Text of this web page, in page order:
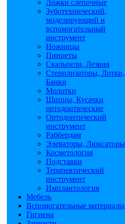
Ложки слепочные
Зуботехнический,
моделирующий и
вспомогательный
инструмент
Ножницы
Пинцеты
Скальпели, Лезвия
Стерилизаторы, Лотки,
Банки
Молотки
Щипцы, Кусачки
ортодонтические
Ортодонтический
инструмент
Раббердам
Элеваторы, Люксаторы
Косметология
Подставки
Терапевтический
инструмент
Имплантология
Мебель
Вспомогательные материалы
Гигиена